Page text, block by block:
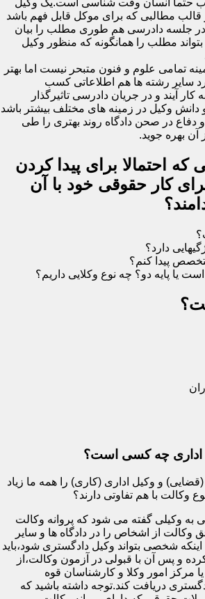
حتما انسان وقت شناسی است.یک وکیل
قالب مطالبی که برای موکل قابل فهم باشد
جلسه دادرسی هم طوری مطلب را بیان
مطلب را همانگونه که منظور وکیل
تمامی علوم و فنون متبحر نیست اما بهتر
سایر رشته ها هم اطلاعاتی کسب
کار آیند و در جریان دادرسی تاثیرگذار
دانش وکیل در زمینه های مختلف بیشتر باشد
دفاع در صحن دادگاه روند بهتری را طی
آن بهره جوید.
که احتمالا برای پیدا کردن
کار حقوقی خود با آن
دارد؟
پیدا کنم؟
یا پایه دو؟ چه نوع وکلایی داریم؟
اداری چه کسی است؟
و وکیل اداری (کاری) را همه ما زیاد
وکالت با هم تفاوتی دارند؟
به وکیلی گفته می شود که پروانه وکالت
از اشخاص را در دادگاه ها و سایر
شخصی بتواند وکیل دادگستری شود،باید
و پس آن با قبولی در آزمون وکالت،از
مرکز امور وکلا و کارشناسان قوه
دریافت کند.توجه داشته باشید که